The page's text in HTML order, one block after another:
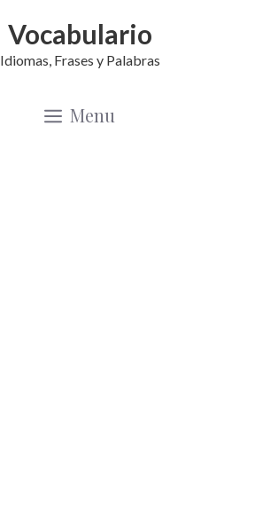
Vocabulario
Idiomas, Frases y Palabras
Menu